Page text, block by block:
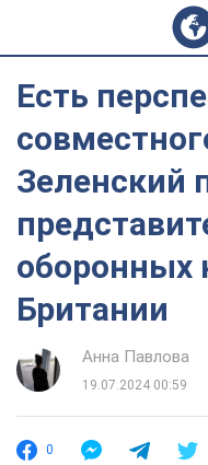
Есть
Зеленский
оборонных
Британии
Анна Павлова
19.07.2024 00:59
0